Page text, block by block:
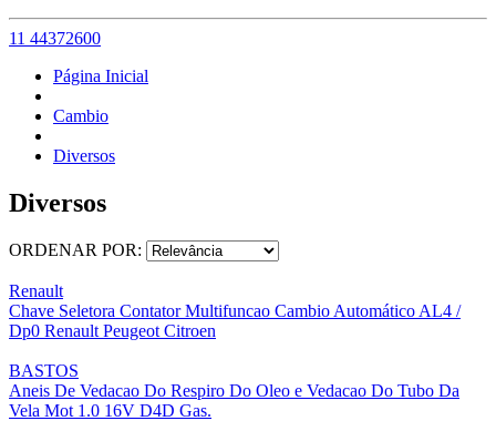
11 44372600
Página Inicial
Cambio
Diversos
Diversos
ORDENAR POR:
Renault
Chave Seletora Contator Multifuncao Cambio Automático AL4 /
Dp0 Renault Peugeot Citroen
BASTOS
Aneis De Vedacao Do Respiro Do Oleo e Vedacao Do Tubo Da
Vela Mot 1.0 16V D4D Gas.